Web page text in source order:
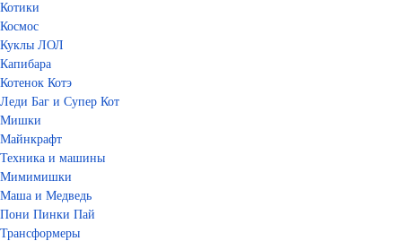
Котики
Космос
Куклы ЛОЛ
Капибара
Котенок Котэ
Леди Баг и Супер Кот
Мишки
Майнкрафт
Техника и машины
Мимимишки
Маша и Медведь
Пони Пинки Пай
Трансформеры